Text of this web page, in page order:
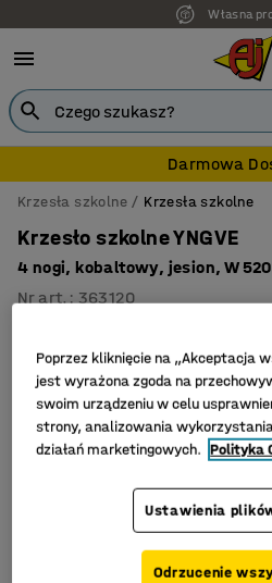
Własna
Darmowa
Krzesła szkolne Krzesła szkolne
Krzesło szkolne YNGVE
4 nogi, kobaltowy, jesion, W
Nr art.:363120
Poprzez kliknięcie na „Akceptacja
jest wyrażona zgoda na
swoim urządzeniu w celu
strony, analizowania
działań marketingowych. Polityka
Ustawienia
Odrzucenie